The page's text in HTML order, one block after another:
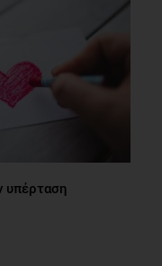
υπέρταση